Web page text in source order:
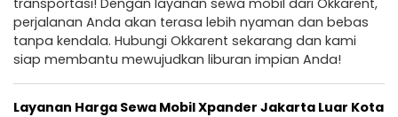
perjalanan Anda akan terasa lebih nyaman dan bebas
tanpa kendala. Hubungi Okkarent sekarang dan kami
siap membantu mewujudkan liburan impian Anda!
Layanan Harga Sewa Mobil Xpander Jakarta Luar Kota